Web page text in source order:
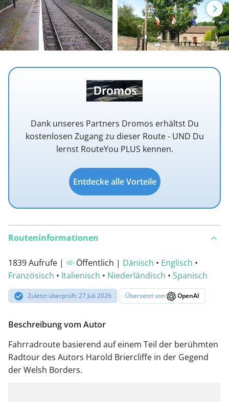
Dank unseres Partners Dromos erhältst Du
kostenlosen Zugang zu dieser Route - UND Du
lernst RouteYou PLUS kennen.
Entdecke alle Vorteile
Routeninformationen
1839 Aufrufe | Öffentlich | Dänisch • Englisch •
Französisch • Italienisch • Niederländisch • Spanisch
Zuletzt überprüft: 27 Juli 2026 Übersetzt von OpenAI
Beschreibung vom Autor
Fahrradroute basierend auf einem Teil der berühmten
Radtour des Autors Harold Briercliffe in der Gegend
der Welsh Borders.